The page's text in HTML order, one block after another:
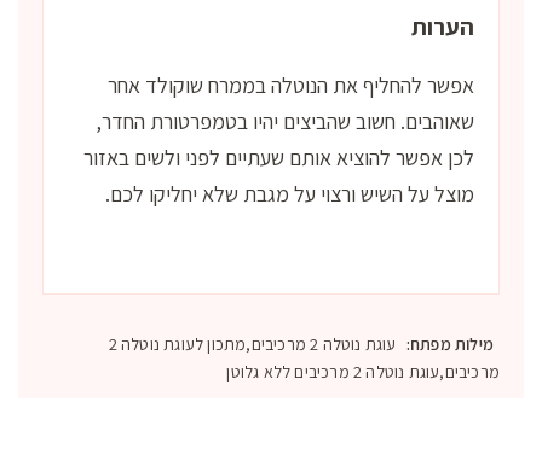
הערות
אפשר להחליף את הנוטלה בממרח שוקולד אחר
שאוהבים. חשוב שהביצים יהיו בטמפרטורת החדר,
לכן אפשר להוציא אותם שעתיים לפני ולשים באזור
מוצל על השיש ורצוי על מגבת שלא יחליקו לכם.
מילות מפתח:
עוגת נוטלה 2 מרכיבים,מתכון לעוגת נוטלה 2
מרכיבים,עוגת נוטלה 2 מרכיבים ללא גלוטן